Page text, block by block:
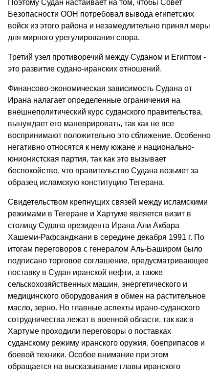
Поэтому Судан настаивает на том, чтобы Совет
Безопасности ООН потребовал вывода египетских
войск из этого района и незамедлительно принял меры
для мирного урегулирования спора.
Третий узел противоречий между Суданом и Египтом -
это развитие судано-иранских отношений.
Финансово-экономическая зависимость Судана от
Ирана налагает определенные ограничения на
внешнеполитический курс суданского правительства,
вынуждает его маневрировать, так как не все
воспринимают положительно это сближение. Особенно
негативно относятся к нему южане и национально-
юнионистская партия, так как это вызывает
беспокойство, что правительство Судана возьмет за
образец исламскую конституцию Тегерана.
Свидетельством крепнущих связей между исламскими
режимами в Тегеране и Хартуме является визит в
столицу Судана президента Ирана Али Акбара
Хашеми-Рафсанджани в середине декабря 1991 г. По
итогам переговоров с генералом Аль-Баширом было
подписано торговое соглашение, предусматривающее
поставку в Судан иранской нефти, а также
сельскохозяйственных машин, энергетического и
медицинского оборудования в обмен на растительное
масло, зерно. Но главные аспекты ирано-суданского
сотрудничества лежат в военной области, так как в
Хартуме проходили переговоры о поставках
суданскому режиму иранского оружия, боеприпасов и
боевой техники. Особое внимание при этом
обращается на высказывание главы иранского